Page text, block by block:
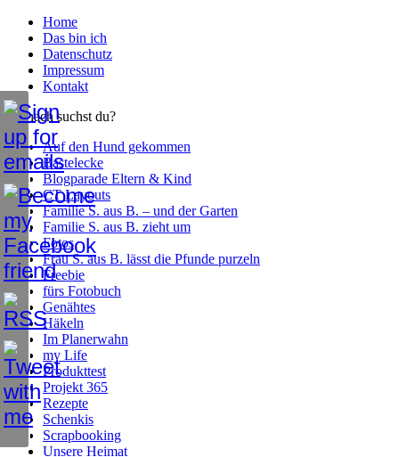
Home
Das bin ich
Datenschutz
Impressum
Kontakt
Wonach suchst du?
Auf den Hund gekommen
Bastelecke
Blogparade Eltern & Kind
CT Layouts
Familie S. aus B. – und der Garten
Familie S. aus B. zieht um
Fotos
Frau S. aus B. lässt die Pfunde purzeln
Freebie
fürs Fotobuch
Genähtes
Häkeln
Im Planerwahn
my Life
Produkttest
Projekt 365
Rezepte
Schenkis
Scrapbooking
Unsere Heimat